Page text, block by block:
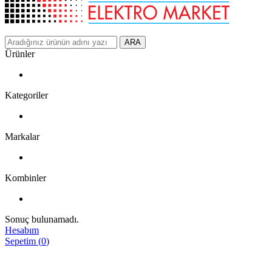
ARA
Ürünler
Kategoriler
Markalar
Kombinler
Sonuç bulunamadı.
Hesabım
Sepetim (0)